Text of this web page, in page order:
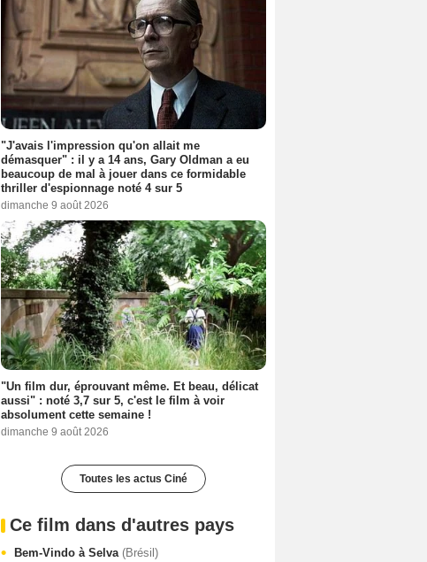
"J'avais l'impression qu'on allait me
démasquer" : il y a 14 ans, Gary Oldman a eu
beaucoup de mal à jouer dans ce formidable
thriller d'espionnage noté 4 sur 5
dimanche 9 août 2026
"Un film dur, éprouvant même. Et beau, délicat
aussi" : noté 3,7 sur 5, c'est le film à voir
absolument cette semaine !
dimanche 9 août 2026
Toutes les actus Ciné
Ce film dans d'autres pays
Bem-Vindo à Selva (Brésil)